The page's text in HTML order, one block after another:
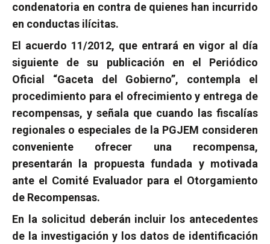
condenatoria en contra de quienes han incurrido
en conductas ilícitas.
El acuerdo 11/2012, que entrará en vigor al día
siguiente de su publicación en el Periódico
Oficial “Gaceta del Gobierno”, contempla el
procedimiento para el ofrecimiento y entrega de
recompensas, y señala que cuando las fiscalías
regionales o especiales de la PGJEM consideren
conveniente ofrecer una recompensa,
presentarán la propuesta fundada y motivada
ante el Comité Evaluador para el Otorgamiento
de Recompensas.
En la solicitud deberán incluir los antecedentes
de la investigación y los datos de identificación